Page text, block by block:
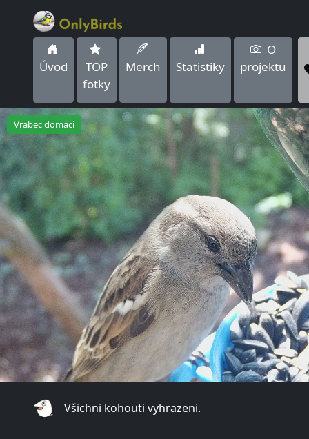
Úvod
TOP
fotky
Merch Statistiky
O
projektu
Vrabec domácí
Všichni kohouti vyhrazeni.